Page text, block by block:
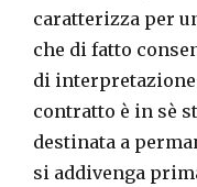
caratterizza per
che di fatto
di interpretazione
contratto è in sè
destinata a
si addivenga